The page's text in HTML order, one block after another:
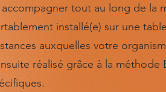
tout au long de la
installé(e) sur une
auxquelles votre
réalisé grâce à la